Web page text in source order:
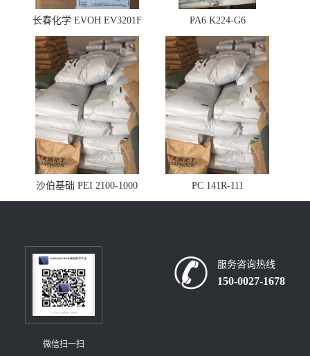
长春化学 EVOH EV3201F PA6 K224-G6
沙伯基础 PEI 2100-1000 PC 141R-111
微信扫一扫
服务咨询热线
150-0027-1678